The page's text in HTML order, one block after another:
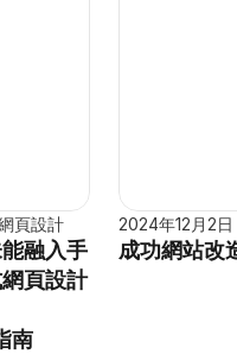
頁設計
融入手
頁設計
南
2024年12月2日
成功網站改